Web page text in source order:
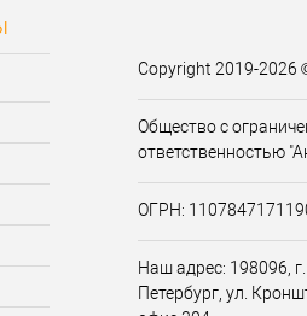
Copyright 2019-2026
Общество с
ответственностью
ОГРН:
Наш адрес: 198096,
Петербург, ул.